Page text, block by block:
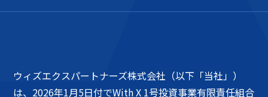
ウィズエクスパートナーズ株式会社（以下「当社」）
は、2026年1月5日付でWith X 1号投資事業有限責任組合